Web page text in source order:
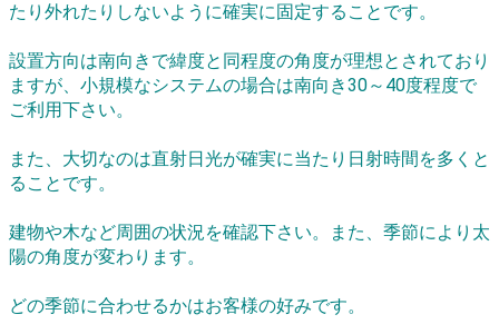
たり外れたりしないように確実に固定することです。
設置方向は南向きで緯度と同程度の角度が理想とされており
ますが、小規模なシステムの場合は南向き30～40度程度で
ご利用下さい。
また、大切なのは直射日光が確実に当たり日射時間を多くと
ることです。
建物や木など周囲の状況を確認下さい。また、季節により太
陽の角度が変わります。
どの季節に合わせるかはお客様の好みです。